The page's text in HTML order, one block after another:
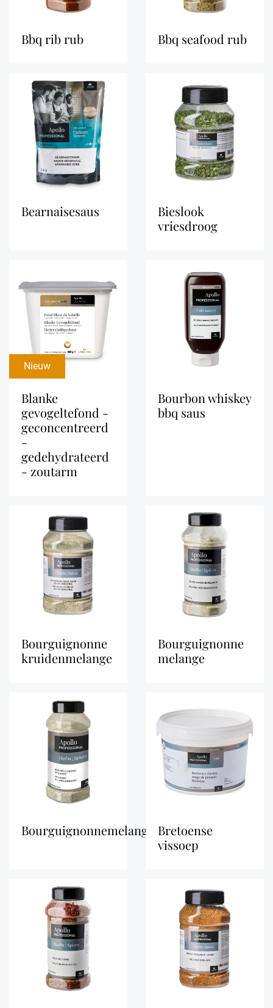
bbq rib rub bbq seafood rub
bearnaisesaus
bieslook
vriesdroog
Nieuw
blanke
gevogeltefond -
geconcentreerd
-
gedehydrateerd
- zoutarm
bourbon whiskey
bbq saus
bourguignonne
kruidenmelange
bourguignonne
melange
bourguignonnemelange
bretoense
vissoep